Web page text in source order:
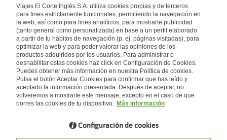
Quiénes somos
Financiación
Sostenibilidad
Turismo accesible
Tarjeta El Corte Inglés
Trabaja con nosotros
El Corte Inglés
Canal Ético
Enlaces de interés
Guías de viaje
Catálogos
Auto check-in
Condiciones Generales
Política de privacidad
Política de cookies
Accesibilidad
Empresas/ Grupos
Internacional
España
Visita nuestro blog
Blog de Viajes el Corte inglés
Viajes El Corte Inglés S.A. utiliza cookies propias y de terceros
para fines estrictamente funcionales, permitiendo la navegación en
la web, así como para fines analíticos, para mostrarte publicidad
(tanto general como personalizada) en base a un perfil elaborado
a partir de tu hábitos de navegación (p. ej. páginas visitadas), para
optimizar la web y para poder valorar las opiniones de los
productos adquiridos por los usuarios. Para administrar o
deshabilitar estas cookies haz click en Configuración de Cookies.
Puedes obtener más información en nuestra Política de cookies.
Pulsa el botón Aceptar Cookies para confirmar que has leído y
aceptado la información presentada. Después de aceptar, no
volveremos a mostrarte este mensaje, excepto en el caso de que
borres las cookies de tu dispositivo. Más información
Configuración de cookies